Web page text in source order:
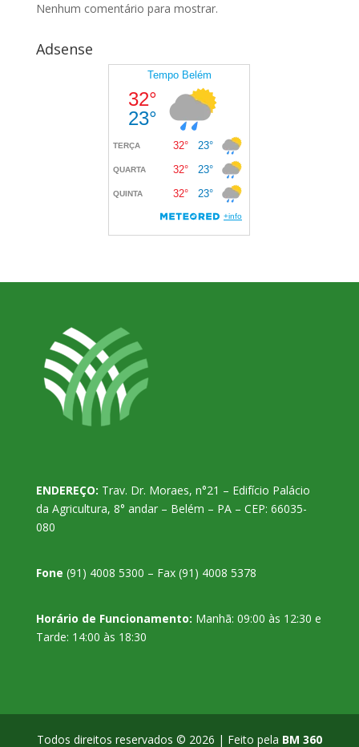
Nenhum comentário para mostrar.
Adsense
ENDEREÇO: Trav. Dr. Moraes, n°21 – Edifício Palácio
da Agricultura, 8° andar – Belém – PA – CEP: 66035-
080
Fone (91) 4008 5300 – Fax (91) 4008 5378
Horário de Funcionamento: Manhã: 09:00 às 12:30 e
Tarde: 14:00 às 18:30
Todos direitos reservados © 2026 | Feito pela BM 360